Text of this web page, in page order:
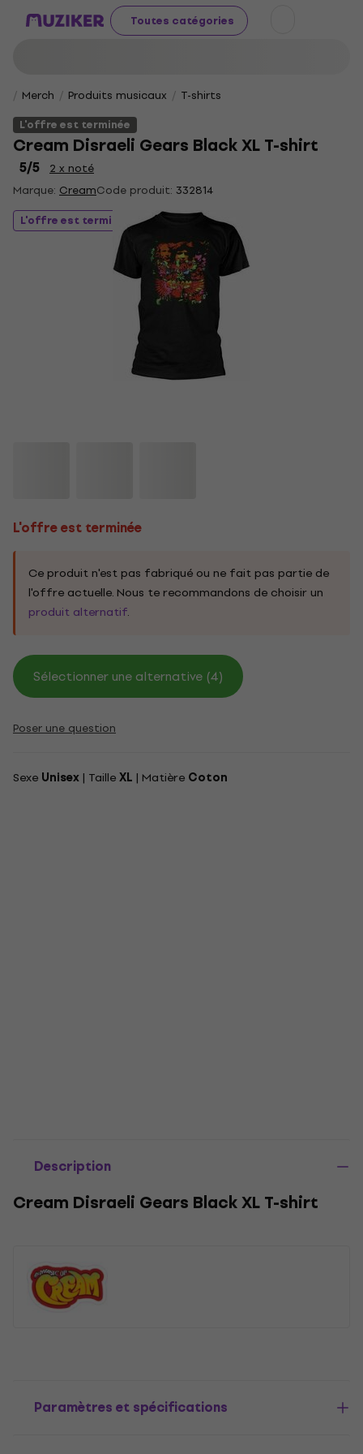
Toutes catégories
Merch Produits musicaux
T-shirts
L'offre est terminée
Cream Disraeli Gears Black XL T-shirt
5/5
2 x noté
Marque: CreamCode produit: 332814
L'offre est terminée
L'offre est terminée
Ce produit n'est pas fabriqué ou ne fait pas partie de
l'offre actuelle. Nous te recommandons de choisir un
produit alternatif.
Sélectionner une alternative (4)
Poser une question
Sexe Unisex | TailleXL | Matière Coton
Description
Cream Disraeli Gears Black XL T-shirt
Paramètres et spécifications